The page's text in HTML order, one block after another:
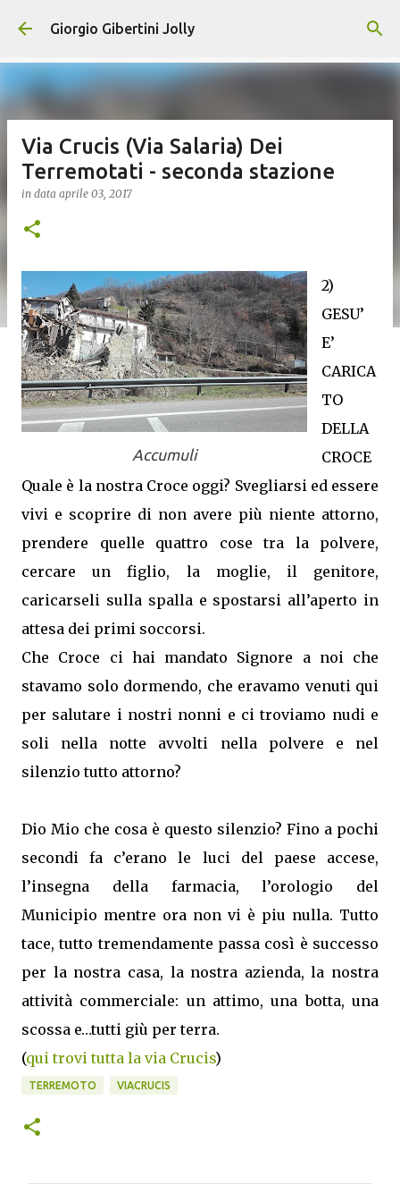
Passa ai contenuti principali
Giorgio Gibertini Jolly
Via Crucis (Via Salaria) Dei
Terremotati - seconda stazione
in data aprile 03, 2017
Accumuli
2)
GESU’
E’
CARICA
TO
DELLA
CROCE
Quale è la nostra Croce oggi? Svegliarsi ed essere
vivi e scoprire di non avere più niente attorno,
prendere quelle quattro cose tra la polvere,
cercare un figlio, la moglie, il genitore,
caricarseli sulla spalla e spostarsi all’aperto in
attesa dei primi soccorsi.
Che Croce ci hai mandato Signore a noi che
stavamo solo dormendo, che eravamo venuti qui
per salutare i nostri nonni e ci troviamo nudi e
soli nella notte avvolti nella polvere e nel
silenzio tutto attorno?
Dio Mio che cosa è questo silenzio? Fino a pochi
secondi fa c’erano le luci del paese accese,
l’insegna della farmacia, l’orologio del
Municipio mentre ora non vi è piu nulla. Tutto
tace, tutto tremendamente passa così è successo
per la nostra casa, la nostra azienda, la nostra
attività commerciale: un attimo, una botta, una
scossa e…tutti giù per terra.
(qui trovi tutta la via Crucis)
TERREMOTO VIACRUCIS